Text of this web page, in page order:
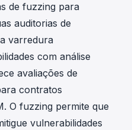
de fuzzing para
auditorias de
varredura
com análise
avaliações de
contratos
O fuzzing permite que
vulnerabilidades